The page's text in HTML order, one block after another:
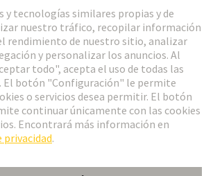
Español